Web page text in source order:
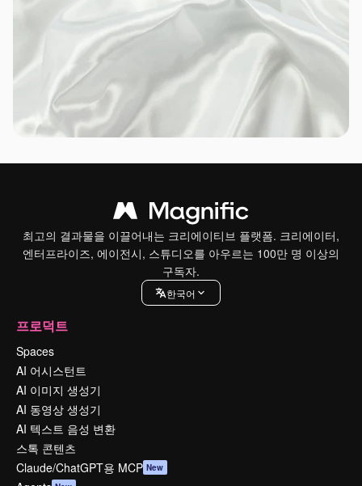
최고의 결과물을 이끌어내는 크리에이티브 플랫폼. 크리에이터,
엔터프라이즈, 에이전시, 스튜디오를 아우르는 100만 명 이상의
구독자.
한국어
프로덕트
Spaces
AI 어시스턴트
AI 이미지 생성기
AI 동영상 생성기
AI 텍스트 음성 변환
스톡 콘텐츠
Claude/ChatGPT용 MCP New